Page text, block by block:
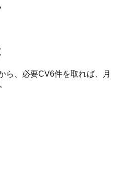
ら、必要CV6件を取れば、月